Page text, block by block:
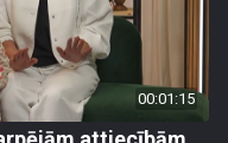
00:01:15